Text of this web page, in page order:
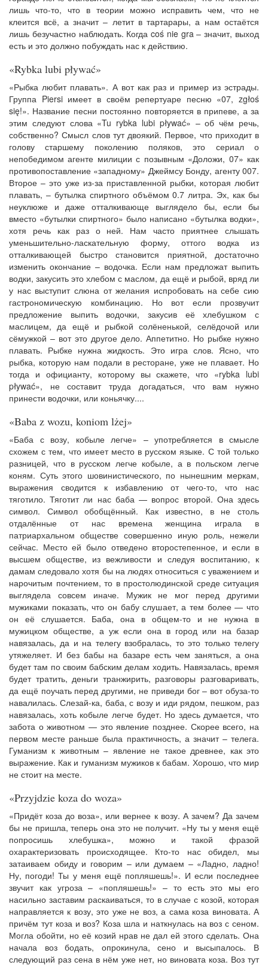
лишь что-то, что в теории можно исправить чем, что не
клеится всё, а значит – летит в тартарары, а нам остаётся
лишь безучастно наблюдать. Когда coś nie gra – значит, выход
есть и это должно побуждать нас к действию.
«Rybka lubi pływać»
«Рыбка любит плавать». А вот как раз и пример из эстрады.
Группа Piersi имеет в своём репертуаре песню «07, zgłoś
się!». Название песни постоянно повторяется в припеве, а за
этим следуют слова «Tu rybka lubi pływać» – об чём речь,
собственно? Смысл слов тут двоякий. Первое, что приходит в
голову старшему поколению поляков, это сериал о
непобедимом агенте милиции с позывным «Доложи, 07» как
противопоставление «западному» Джеймсу Бонду, агенту 007.
Второе – это уже из-за приставленной рыбки, которая любит
плавать, – бутылка спиртного объёмом 0.7 литра. Эх, как бы
неуклюже и даже отталкивающе выглядело бы, если бы
вместо «бутылки спиртного» было написано «бутылка водки»,
хотя речь как раз о ней. Нам часто приятнее слышать
уменьшительно-ласкательную форму, оттого водка из
отталкивающей быстро становится приятной, достаточно
изменить окончание – водочка. Если нам предложат выпить
водки, закусить это хлебом с маслом, да ещё и рыбой, вряд ли
у нас выступит слюна от желания испробовать на себе сию
гастрономическую комбинацию. Но вот если прозвучит
предложение выпить водочки, закусив её хлебушком с
маслицем, да ещё и рыбкой солёненькой, селёдочой или
сёмужкой – вот это другое дело. Аппетитно. Но рыбке нужно
плавать. Рыбке нужна жидкость. Это игра слов. Ясно, что
рыбка, которую нам подали в ресторане, уже не плавает. Но
тогда и официанту, которому вы скажете, что «rybka lubi
pływać», не составит труда догадаться, что вам нужно
принести водочки, или коньячку....
«Baba z wozu, koniom lżej»
«Баба с возу, кобыле легче» – употребляется в смысле
схожем с тем, что имеет место в русском языке. С той только
разницей, что в русском легче кобыле, а в польском легче
коням. Суть этого шовинистического, по нынешним меркам,
выражения сводится к избавлению от чего-то, что нас
тяготило. Тяготит ли нас баба — вопрос второй. Она здесь
символ. Символ обобщённый. Как известно, в не столь
отдалённые от нас времена женщина играла в
патриархальном обществе совершенно иную роль, нежели
сейчас. Место ей было отведено второстепенное, и если в
высшем обществе, из вежливости и следуя воспитанию, к
дамам следовало хотя бы на людях относиться с уважением и
нарочитым почтением, то в простолюдинской среде ситуация
выглядела совсем иначе. Мужик не мог перед другими
мужиками показать, что он бабу слушает, а тем более — что
он её слушается. Баба, она в общем-то и не нужна в
мужицком обществе, а уж если она в город или на базар
навязалась, да и на телегу взобралась, то это только телегу
утяжеляет. И без бабы на базаре есть чем заняться, а она
будет там по своим бабским делам ходить. Навязалась, время
будет тратить, деньги транжирить, разговоры разговаривать,
да ещё поучать перед другими, не приведи бог – вот обуза-то
навалилась. Слезай-ка, баба, с возу и иди рядом, пешком, раз
навязалась, хоть кобыле легче будет. Но здесь думается, что
забота о животном — это явление позднее. Скорее всего, на
первом месте раньше была практичность, а значит – телега.
Гуманизм к животным – явление не такое древнее, как это
выражение. Как и гуманизм мужиков к бабам. Хорошо, что мир
не стоит на месте.
«Przyjdzie koza do woza»
«Придёт коза до воза», или вернее к возу. А зачем? Да зачем
бы не пришла, теперь она это не получит. «Ну ты у меня ещё
попросишь хлебушка», можно и такой фразой
охарактеризовать происходящее. Кто-то нас обидел, мы
затаиваем обиду и говорим – или думаем – «Ладно, ладно!
Ну, погоди! Ты у меня ещё попляшешь!». И если последнее
звучит как угроза – «попляшешь!» – то есть это мы его
насильно заставим раскаиваться, то в случае с козой, которая
направляется к возу, это уже не воз, а сама коза виновата. А
причём тут коза и воз? Коза шла и наткнулась на воз с сеном.
Могла обойти, но её козий нрав не дал ей этого сделать. Она
начала воз бодать, опрокинула, сено и высыпалось. В
следующий раз сена в нём уже нет, но виновата коза. Воз тут